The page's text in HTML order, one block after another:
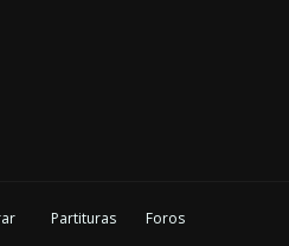
Partituras Foros